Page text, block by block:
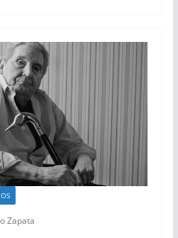
Zapata